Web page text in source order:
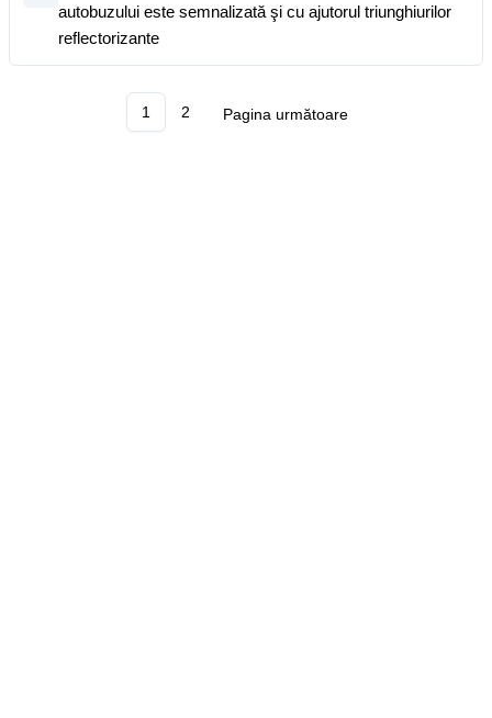
autobuzului este semnalizată şi cu ajutorul triunghiurilor
reflectorizante
1 2 Pagina următoare